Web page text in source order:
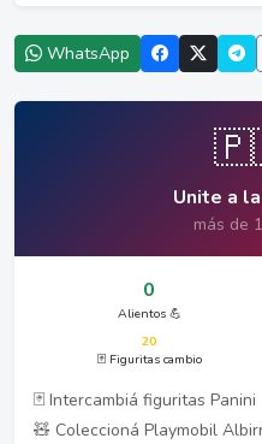
WhatsApp
Unite a
más de
0
Alientos 💪
20
🃏 Figuritas cambio
🃏 Intercambiá figuritas Panini
🧸 Coleccioná Playmobil